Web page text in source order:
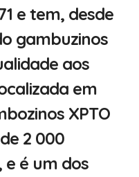
e tem, desde
gambuzinos
aos
em
XPTO
2 000
é um dos